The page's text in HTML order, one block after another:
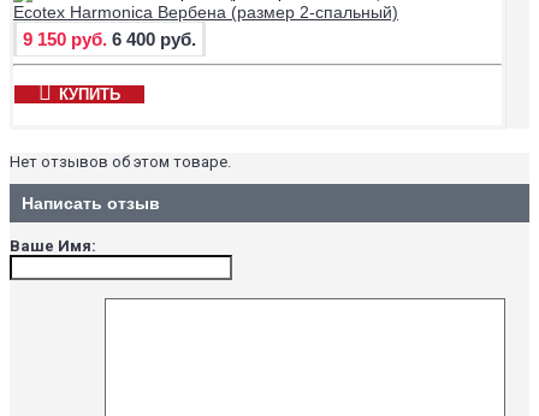
Ecotex Harmonica Вербена (размер 2-спальный)
9 150 руб. 6 400 руб.
КУПИТЬ
Нет отзывов об этом товаре.
Написать отзыв
Ваше Имя: